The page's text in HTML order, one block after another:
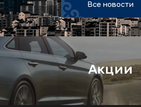
Все новости
Акции